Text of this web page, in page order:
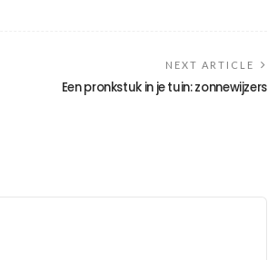
NEXT ARTICLE
Een pronkstuk in je tuin: zonnewijzers